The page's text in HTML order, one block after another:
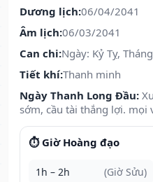
Dương lịch:06/04/2041
Âm lịch:06/03/2041
Can chi:Ngày: Kỷ Tỵ,
Tiết khí:Thanh minh
Ngày Thanh Long Đầu:
sớm, cầu tài thắng lợi. mọi
⏱️ Giờ Hoàng đạo
1h – 2h (Giờ Sửu)